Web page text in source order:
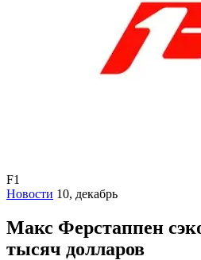
F1
Новости 10, декабрь
Макс Ферстаппен
тысяч долларов